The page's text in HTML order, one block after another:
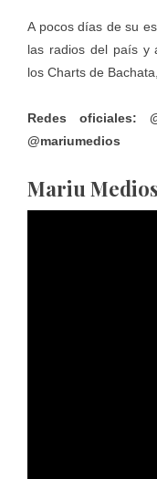
A pocos días de su
las radios del país y
los Charts de
Redes oficiales:
@mariumedios
Mariu